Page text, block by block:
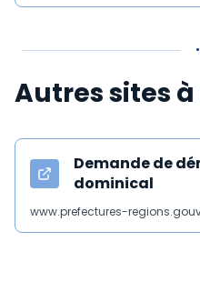
Autres sites
Demande de
dominical
www.prefectures-